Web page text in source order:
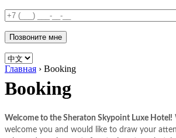
Главная › Booking
Booking
Welcome to the Sheraton Skypoint Luxe Hotel!
welcome you and would like to draw your